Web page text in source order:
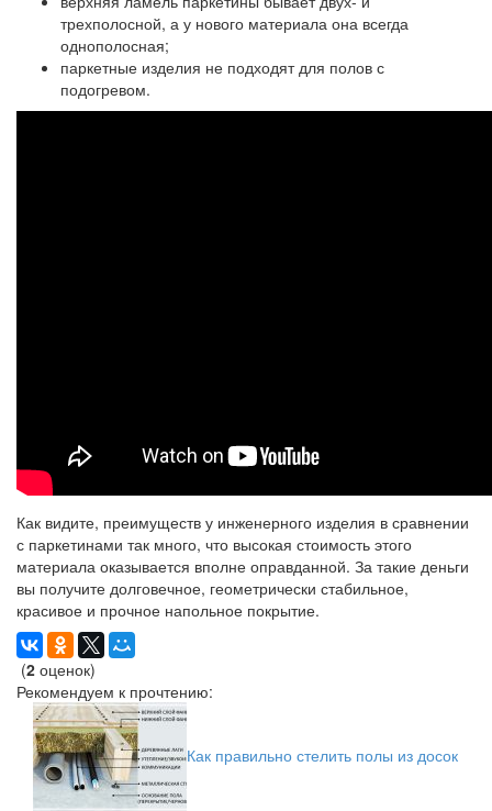
трехполосной, а у нового материала она всегда
однополосная;
паркетные изделия не подходят для полов с
подогревом.
Как видите, преимуществ у инженерного изделия в сравнении
с паркетинами так много, что высокая стоимость этого
материала оказывается вполне оправданной. За такие деньги
вы получите долговечное, геометрически стабильное,
красивое и прочное напольное покрытие.
(2 оценок)
Рекомендуем к прочтению:
Как правильно стелить полы из досок